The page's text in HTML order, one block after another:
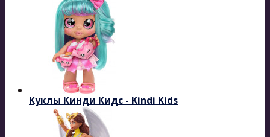
Куклы Кинди Кидс - Kindi Kids